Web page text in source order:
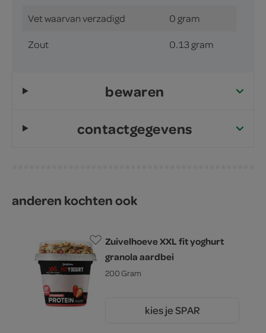
Vet waarvan verzadigd 0 gram
Zout 0.13 gram
bewaren
contactgegevens
anderen kochten ook
Zuivelhoeve XXL fit yoghurt
granola aardbei
200 Gram
kies je SPAR